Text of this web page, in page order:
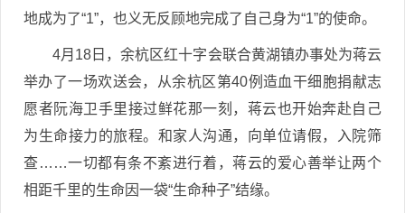
地成为了“1”，也义无反顾地完成了自己身为“1”的使命。
4月18日，余杭区红十字会联合黄湖镇办事处为蒋云
举办了一场欢送会，从余杭区第40例造血干细胞捐献志
愿者阮海卫手里接过鲜花那一刻，蒋云也开始奔赴自己
为生命接力的旅程。和家人沟通，向单位请假，入院筛
查……一切都有条不紊进行着，蒋云的爱心善举让两个
相距千里的生命因一袋“生命种子”结缘。